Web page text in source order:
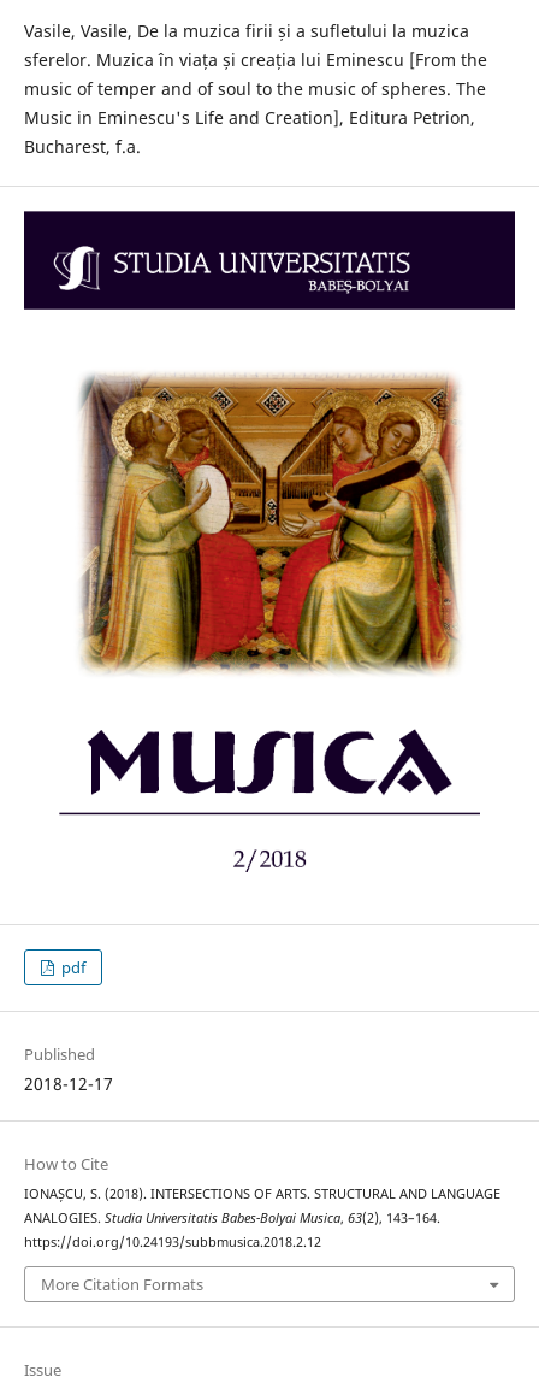
Vasile, Vasile, De la muzica firii și a sufletului la muzica
sferelor. Muzica în viața și creația lui Eminescu [From the
music of temper and of soul to the music of spheres. The
Music in Eminescu's Life and Creation], Editura Petrion,
Bucharest, f.a.
pdf
Published
2018-12-17
How to Cite
IONAȘCU, S. (2018). INTERSECTIONS OF ARTS. STRUCTURAL AND LANGUAGE
ANALOGIES. Studia Universitatis Babes-Bolyai Musica, 63(2), 143–164.
https://doi.org/10.24193/subbmusica.2018.2.12
More Citation Formats
Issue